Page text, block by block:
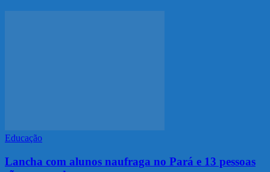
Educação
Lancha com alunos naufraga no Pará e 13 pessoas